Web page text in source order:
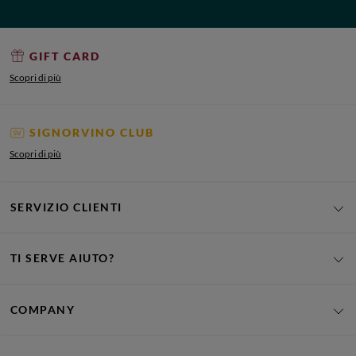
GIFT CARD
Scopri di più
SIGNORVINO CLUB
Scopri di più
SERVIZIO CLIENTI
TI SERVE AIUTO?
COMPANY